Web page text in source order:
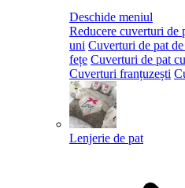
Deschide meniul
Reducere cuverturi de
uni Cuverturi de pat
fețe Cuverturi de pat
Cuverturi franțuzești
Lenjerie de pat